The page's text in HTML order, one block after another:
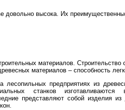
довольно высока. Их
материалов.
материалов – способность
лесопильных предприятиях из
станков
представляют собой изделия